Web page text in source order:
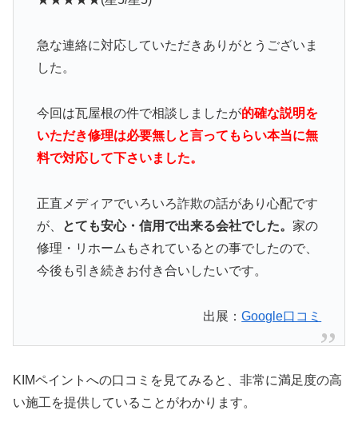
急な連絡に対応していただきありがとうございま
した。
今回は瓦屋根の件で相談しましたが的確な説明を
いただき修理は必要無しと言ってもらい本当に無
料で対応して下さいました。
正直メディアでいろいろ詐欺の話があり心配です
が、
とても安心・信用で出来る会社でした。 家の
修理・リホームもされているとの事でしたので、
今後も引き続きお付き合いしたいです。
出展：Google口コミ
KIMペイントへの口コミを見てみると、非常に満足度の高
い施工を提供していることがわかります。